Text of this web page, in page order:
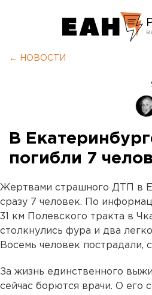
← НОВОСТИ
В
погибли 7
Жертвами страшного ДТП в
сразу 7 человек. По
31 км Полевского тракта в
столкнулись фура и два
Восемь человек пострадали,
За жизнь единственного
сейчас борются врачи. О его